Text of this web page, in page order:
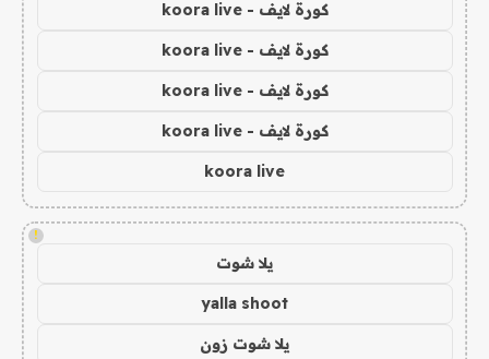
كورة لايف - koora live
كورة لايف - koora live
كورة لايف - koora live
كورة لايف - koora live
koora live
!
يلا شوت
yalla shoot
يلا شوت زون